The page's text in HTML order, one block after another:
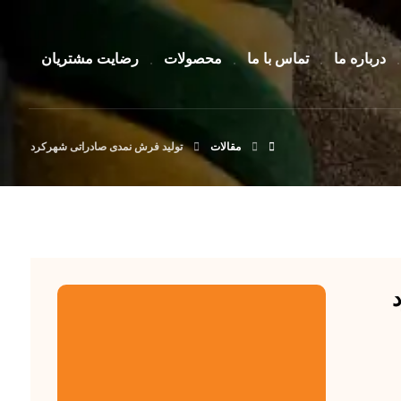
درباره ما تماس با ما محصولات رضایت مشتریان
مقالات تولید فرش نمدی صادراتی شهرکرد